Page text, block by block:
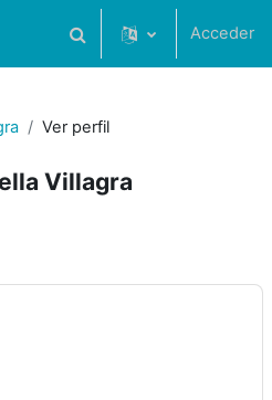
Selector de búsqueda de
Acceder
Ver perfil
Villagra